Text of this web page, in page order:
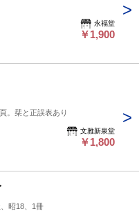
永福堂
￥1,900
。栞と正誤表あり
文雅新泉堂
￥1,800
昭18、1冊